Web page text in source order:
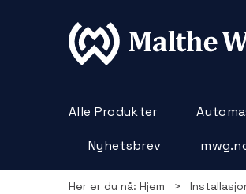
Alle Produkter
Nyhetsbrev
Her er du nå: Hjem >